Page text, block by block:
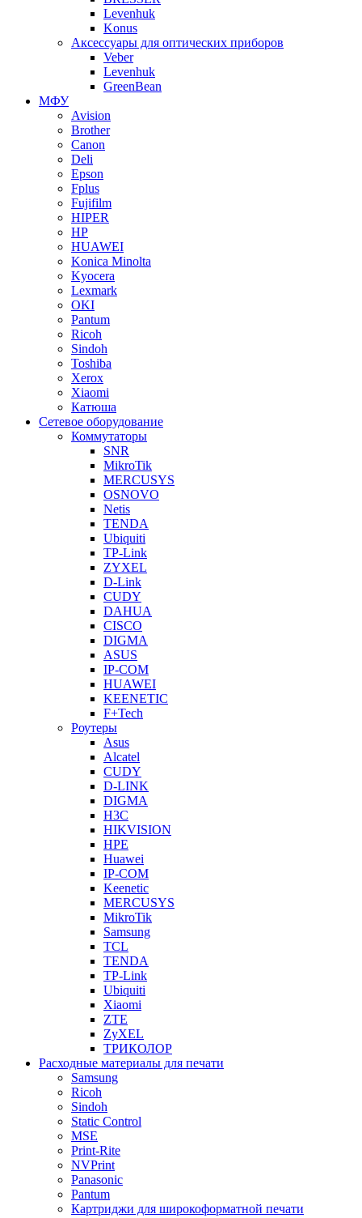
Levenhuk
Konus
Аксессуары для оптических приборов
Veber
Levenhuk
GreenBean
МФУ
Avision
Brother
Canon
Deli
Epson
Fplus
Fujifilm
HIPER
HP
HUAWEI
Konica Minolta
Kyocera
Lexmark
OKI
Pantum
Ricoh
Sindoh
Toshiba
Xerox
Xiaomi
Катюша
Сетевое оборудование
Коммутаторы
SNR
MikroTik
MERCUSYS
OSNOVO
Netis
TENDA
Ubiquiti
TP-Link
ZYXEL
D-Link
CUDY
DAHUA
CISCO
DIGMA
ASUS
IP-COM
HUAWEI
KEENETIC
F+Tech
Роутеры
Asus
Alcatel
CUDY
D-LINK
DIGMA
H3C
HIKVISION
HPE
Huawei
IP-COM
Keenetic
MERCUSYS
MikroTik
Samsung
TCL
TENDA
TP-Link
Ubiquiti
Xiaomi
ZTE
ZyXEL
ТРИКОЛОР
Расходные материалы для печати
Samsung
Ricoh
Sindoh
Static Control
MSE
Print-Rite
NVPrint
Panasonic
Pantum
Картриджи для широкоформатной печати